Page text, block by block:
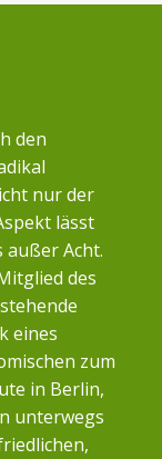
den
nur der
lässt
außer Acht.
des
eines
zum
in Berlin,
unterwegs